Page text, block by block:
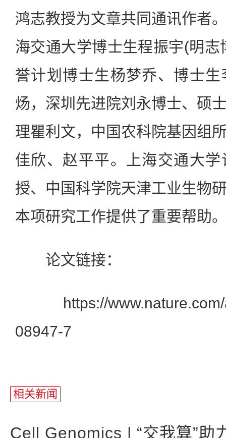
鸿志教授为文章共同通讯作者
海交通大学博士生程振宇(明
誉计划博士生杨梦乔、博士
炀，深圳先进院刘永博士、硕
理瞿利文，中国农科院基因组
佳欣、赵平平。上海交通大
授、中国科学院天津工业生物
本项研究工作提供了重要帮助
论文链接：
https://www.nature.com/
08947-7
相关新闻
Cell Genomics | “交我算”助